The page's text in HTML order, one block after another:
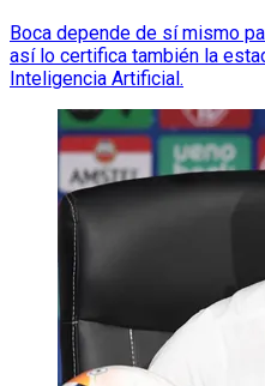
Boca depende de sí mismo
así lo certifica también la
Inteligencia Artificial.